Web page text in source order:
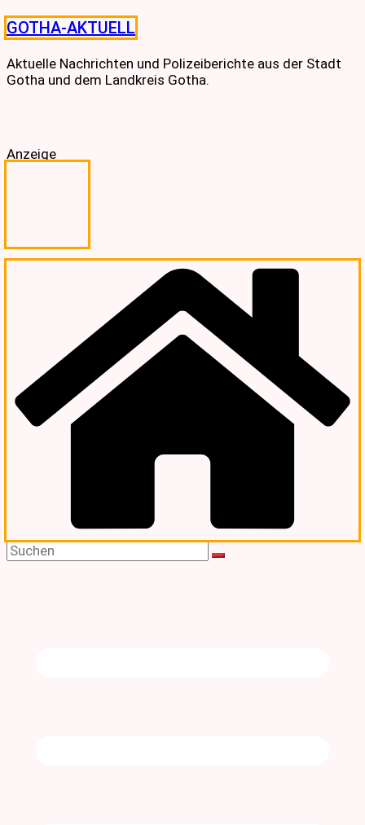
Skip
to
content
GOTHA-AKTUELL
Aktuelle Nachrichten und Polizeiberichte aus der Stadt
Gotha und dem Landkreis Gotha.
Anzeige